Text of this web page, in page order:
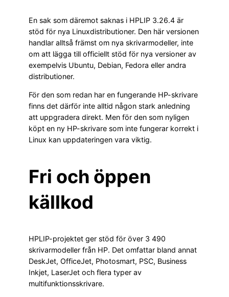
En sak som däremot saknas i HPLIP 3.26.4 är
stöd för nya Linuxdistributioner. Den här versionen
handlar alltså främst om nya skrivarmodeller, inte
om att lägga till officiellt stöd för nya versioner av
exempelvis Ubuntu, Debian, Fedora eller andra
distributioner.
För den som redan har en fungerande HP-skrivare
finns det därför inte alltid någon stark anledning
att uppgradera direkt. Men för den som nyligen
köpt en ny HP-skrivare som inte fungerar korrekt i
Linux kan uppdateringen vara viktig.
Fri och öppen
källkod
HPLIP-projektet ger stöd för över 3 490
skrivarmodeller från HP. Det omfattar bland annat
DeskJet, OfficeJet, Photosmart, PSC, Business
Inkjet, LaserJet och flera typer av
multifunktionsskrivare.